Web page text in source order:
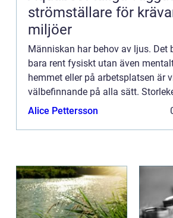
strömställare för
miljöer
Människan har behov av ljus. Det
bara rent fysiskt utan även
hemmet eller på arbetsplatsen är
välbefinnande på alla sätt.
Alice Pettersson